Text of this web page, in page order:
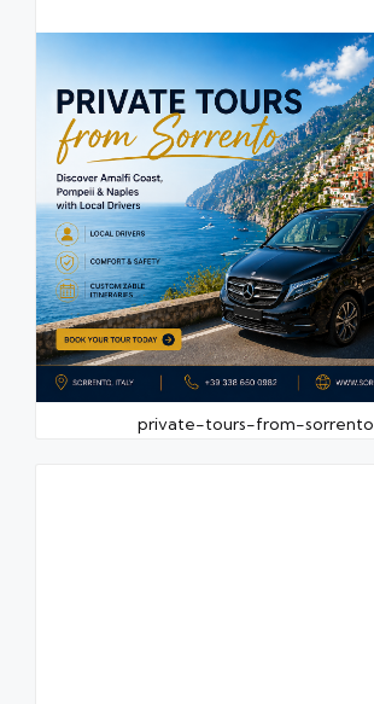
private-tours-from-sorrento